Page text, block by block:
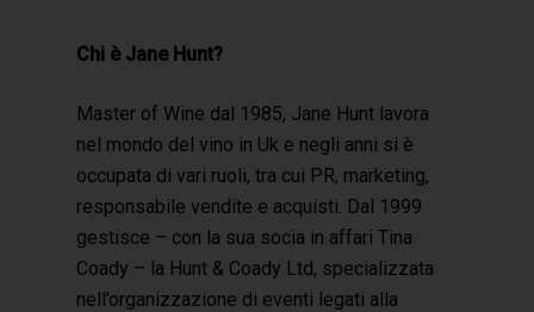
Chi è Jane Hunt?
Master of Wine dal 1985, Jane Hunt lavora
nel mondo del vino in Uk e negli anni si è
occupata di vari ruoli, tra cui PR, marketing,
responsabile vendite e acquisti. Dal 1999
gestisce – con la sua socia in affari Tina
Coady – la Hunt & Coady Ltd, specializzata
nell’organizzazione di eventi legati alla